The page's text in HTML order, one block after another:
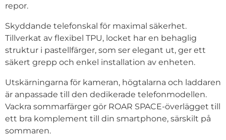
repor.
Skyddande telefonskal för maximal säkerhet.
Tillverkat av flexibel TPU, locket har en behaglig
struktur i pastellfärger, som ser elegant ut, ger ett
säkert grepp och enkel installation av enheten.
Utskärningarna för kameran, högtalarna och laddaren
är anpassade till den dedikerade telefonmodellen.
Vackra sommarfärger gör ROAR SPACE-överlägget till
ett bra komplement till din smartphone, särskilt på
sommaren.